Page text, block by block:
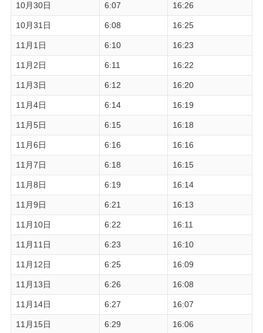
10月30日 6:07 16:26
10月31日 6:08 16:25
11月1日 6:10 16:23
11月2日 6:11 16:22
11月3日 6:12 16:20
11月4日 6:14 16:19
11月5日 6:15 16:18
11月6日 6:16 16:16
11月7日 6:18 16:15
11月8日 6:19 16:14
11月9日 6:21 16:13
11月10日 6:22 16:11
11月11日 6:23 16:10
11月12日 6:25 16:09
11月13日 6:26 16:08
11月14日 6:27 16:07
11月15日 6:29 16:06